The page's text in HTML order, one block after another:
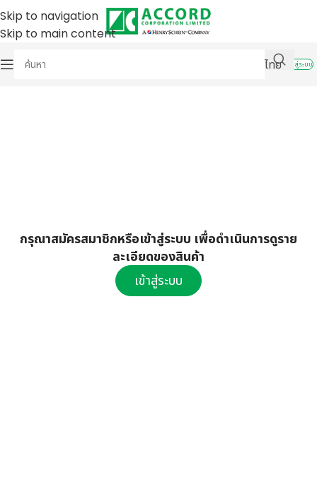
Skip to navigation
Skip to main content
ไทย
เข้าสู่ระบบ
กรุณาสมัครสมาชิกหรือเข้าสู่ระบบ เพื่อดำเนินการดูราย
ละเอียดของสินค้า
เข้าสู่ระบบ